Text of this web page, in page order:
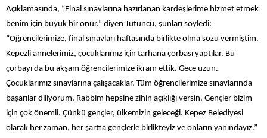
Açıklamasında, “Final sınavlarına hazırlanan kardeşlerime hizmet etmek
benim için büyük bir onur.” diyen Tütüncü, şunları söyledi:
“Öğrencilerimize, final sınavları haftasında birlikte olma sözü vermiştim.
Kepezli annelerimiz, çocuklarımız için tarhana çorbası yaptılar. Bu
çorbayı da bu akşam öğrencilerimize ikram ettik. Gece uzun.
Çocuklarımız sınavlarına çalışacaklar. Tüm öğrencilerimize sınavlarında
başarılar diliyorum, Rabbim hepsine zihin açıklığı versin. Gençler bizim
için çok önemli. Çünkü gençler, ülkemizin geleceği. Kepez Belediyesi
olarak her zaman, her şartta gençlerle birlikteyiz ve onların yanındayız.”